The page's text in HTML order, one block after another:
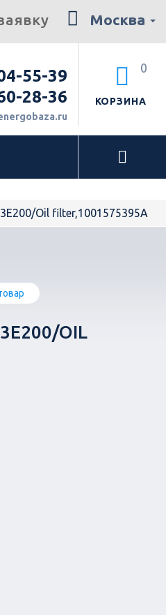
Москва
КОРЗИНА
0
55-39
28-36
Oil filter,1001575395A
OIL